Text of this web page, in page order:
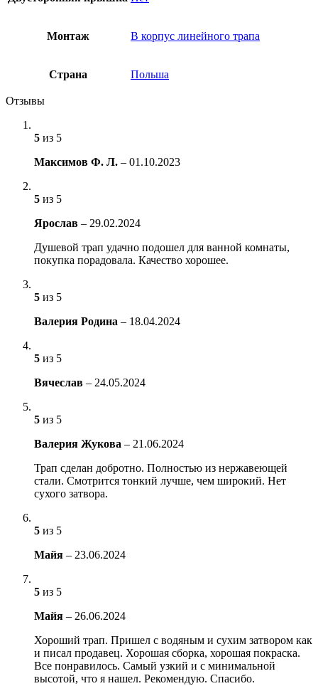
Монтаж В корпус линейного трапа
Страна Польша
Отзывы
5 из 5
Максимов Ф. Л. – 01.10.2023
5 из 5
Ярослав – 29.02.2024
Душевой трап удачно подошел для ванной комнаты,
покупка порадовала. Качество хорошее.
5 из 5
Валерия Родина – 18.04.2024
5 из 5
Вячеслав – 24.05.2024
5 из 5
Валерия Жукова – 21.06.2024
Трап сделан добротно. Полностью из нержавеющей
стали. Смотрится тонкий лучше, чем широкий. Нет
сухого затвора.
5 из 5
Майя – 23.06.2024
5 из 5
Майя – 26.06.2024
Хороший трап. Пришел с водяным и сухим затвором как
и писал продавец. Хорошая сборка, хорошая покраска.
Все понравилось. Самый узкий и с минимальной
высотой, что я нашел. Рекомендую. Спасибо.